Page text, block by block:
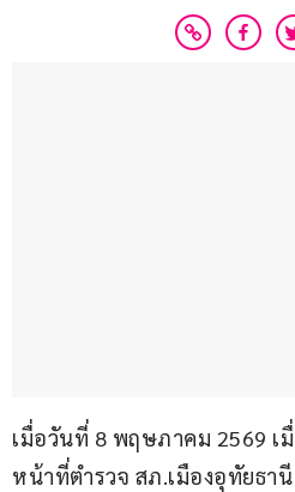
เมื่อวันที่ 8 พฤษภาคม 2569 เ
หน้าที่ตำรวจ สภ.เมืองอุทัยธา